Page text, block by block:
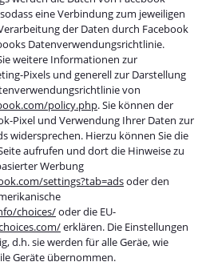
eine Verbindung zum jeweiligen
der Daten durch Facebook
Datenverwendungsrichtlinie.
weitere Informationen zur
Pixels und generell zur Darstellung
von
policy.php. Sie können der
Pixel und Verwendung Ihrer Daten zur
widersprechen. Hierzu können Sie die
aufrufen und dort die Hinweise zu
Werbung
settings?tab=adsoder den
choices/oder die EU-
erklären. Die Einstellungen
d.h. sie werden für alle Geräe, wie
Geräte übernommen.